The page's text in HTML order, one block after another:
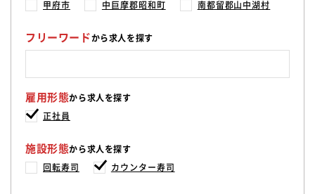
甲府市 中巨摩郡昭和町 南都留郡山中湖村
フリーワードから求人を探す
雇用形態から求人を探す
正社員
施設形態から求人を探す
回転寿司 カウンター寿司